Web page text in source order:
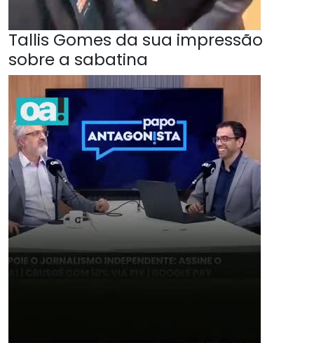
Tallis Gomes da sua impressão
sobre a sabatina